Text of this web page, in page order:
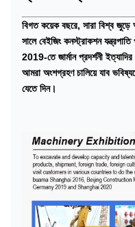
বিগত কয়েক বছরে, সারা বিশ্ব
সালে বেইজিং কনস্ট্রাকশন
2019-তে জার্মান প্রদর্শনী
আমরা অংশগ্রহণ চালিয়ে যাব
যেতে দিন।